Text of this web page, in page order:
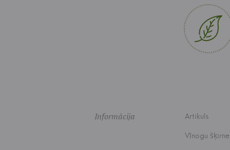
Informācija Artikuls
Vīnogu šķirne